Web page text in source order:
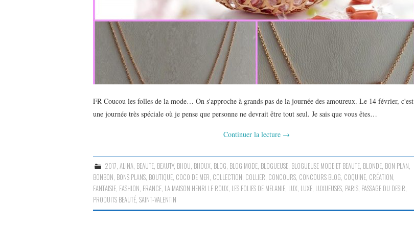
FR Coucou les folles de la mode… On s'approche à grands pas de la journée des amoureux. Le 14 février, c'est
une journée très spéciale où je pense que personne ne devrait être tout seul. Je sais que vous êtes…
Continuer la lecture →
2017 ,ALINA BEAUTE BEAUTY, BIJOU BIJOUX BLOG BLOG MODE BLOGUEUSE BLOGUEUSE MODE ET BEAUTE BLONDE BON PLAN
BONBON BONS PLANS BOUTIQUE COCO DE MER COLLECTION COLLIER CONCOURS CONCOURS BLOG COQUINE CRÉATION
FANTAISIE FASHION FRANCE LA MAISON HENRI LE ROUX LES FOLIES DE MELANIE LUX LUXE LUXUEUSES PARIS PASSAGE DU DESIR
PRODUITS BEAUTÉ SAINT-VALENTIN